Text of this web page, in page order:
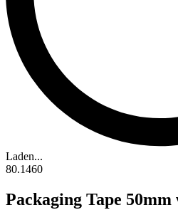
Laden...
80.1460
Packaging Tape